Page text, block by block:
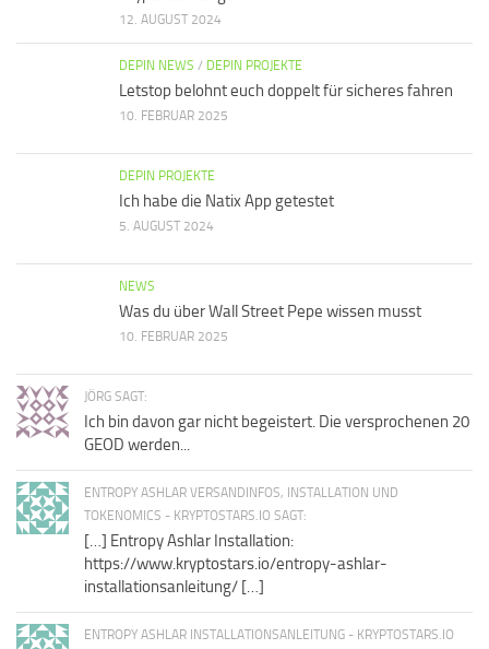
12. AUGUST 2024
DEPIN NEWS / DEPIN PROJEKTE
Letstop belohnt euch doppelt für sicheres fahren
10. FEBRUAR 2025
DEPIN PROJEKTE
Ich habe die Natix App getestet
5. AUGUST 2024
NEWS
Was du über Wall Street Pepe wissen musst
10. FEBRUAR 2025
JÖRG SAGT:
Ich bin davon gar nicht begeistert. Die versprochenen 20
GEOD werden...
ENTROPY ASHLAR VERSANDINFOS, INSTALLATION UND
TOKENOMICS - KRYPTOSTARS.IO SAGT:
[…] Entropy Ashlar Installation:
https://www.kryptostars.io/entropy-ashlar-
installationsanleitung/ […]
ENTROPY ASHLAR INSTALLATIONSANLEITUNG - KRYPTOSTARS.IO